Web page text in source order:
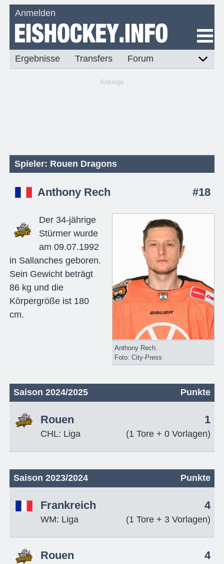
Anmelden
Ergebnisse Transfers Forum
Anzeige
Spieler: Rouen Dragons
Anthony Rech #18
Anthony Rech.
Foto: City-Press
Der 34-jährige
Stürmer wurde
am 09.07.1992
in Sallanches geboren.
Sein Gewicht beträgt
86 kg und die
Körpergröße ist 180
cm.
Saison 2024/2025 Punkte
Rouen
CHL: Liga
1
(1 Tore + 0 Vorlagen)
Saison 2023/2024 Punkte
Frankreich
WM: Liga
4
(1 Tore + 3 Vorlagen)
Rouen 4